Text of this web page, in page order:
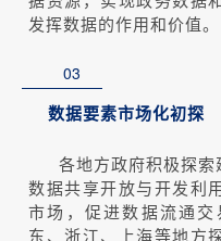
发挥数据的作用和价值。
03
数据要素市场化初探
各地方政府积极探
数据共享开放与开发利
市场，促进数据流通
东、浙江、上海等地方